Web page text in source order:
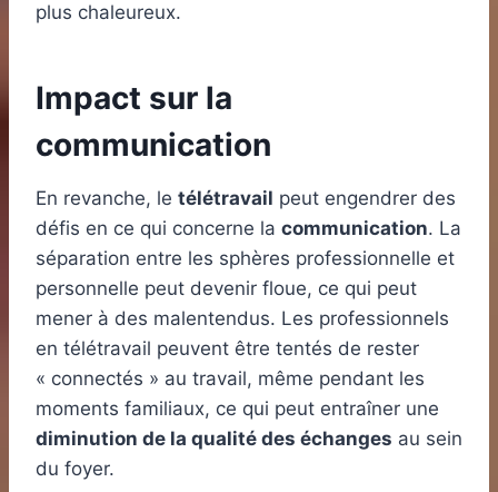
plus chaleureux.
Impact sur la
communication
En revanche, le télétravail peut engendrer des
défis en ce qui concerne la communication. La
séparation entre les sphères professionnelle et
personnelle peut devenir floue, ce qui peut
mener à des malentendus. Les professionnels
en télétravail peuvent être tentés de rester
« connectés » au travail, même pendant les
moments familiaux, ce qui peut entraîner une
diminution de la qualité des échanges au sein
du foyer.